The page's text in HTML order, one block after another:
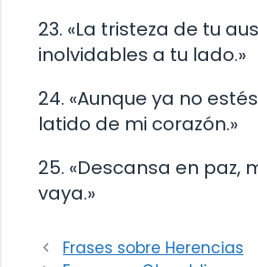
23. «La tristeza de tu
inolvidables a tu lado.»
24. «Aunque ya no
latido de mi corazón.»
25. «Descansa en
vaya.»
Frases sobre Herencias